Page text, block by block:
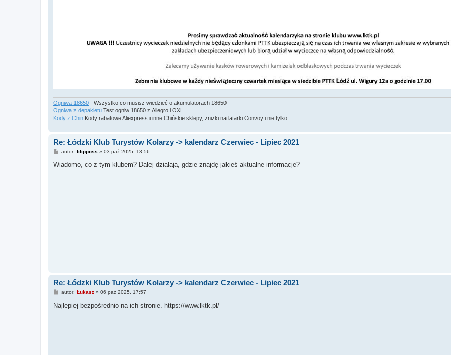
Ogniwa 18650 - Wszystko co musisz wiedzieć o akumulatorach 18650
Ogniwa z depakietu Test ogniw 18650 z Allegro i OXL.
Kody z Chin Kody rabatowe Aliexpress i inne Chińskie sklepy, zniżki na latarki Convoy i nie tylko.
Re: Łódzki Klub Turystów Kolarzy -> kalendarz Czerwiec - Lipiec 2021
P
s
autor: filipposs » 03 paź 2025, 13:56
Wiadomo, co z tym klubem? Dalej działają, gdzie znajdę jakieś aktualne informacje?
Re: Łódzki Klub Turystów Kolarzy -> kalendarz Czerwiec - Lipiec 2021
P
s
autor: Łukasz» 06 paź 2025, 17:57
Najlepiej bezpośrednio na ich stronie. https://www.lktk.pl/